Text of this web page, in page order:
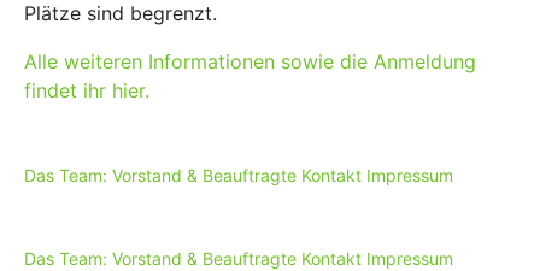
Plätze sind begrenzt.
Alle weiteren Informationen sowie die Anmeldung
findet ihr hier.
Das Team: Vorstand & Beauftragte Kontakt Impressum
Das Team: Vorstand & Beauftragte Kontakt Impressum